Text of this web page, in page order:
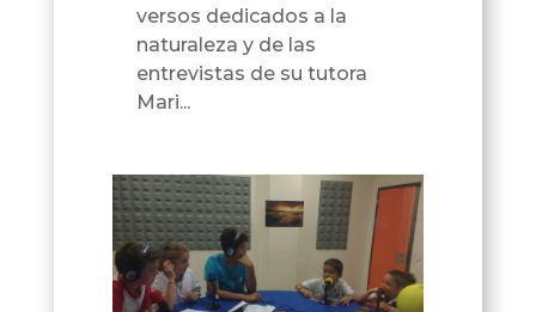
versos dedicados a la
naturaleza y de las
entrevistas de su tutora
Mari...